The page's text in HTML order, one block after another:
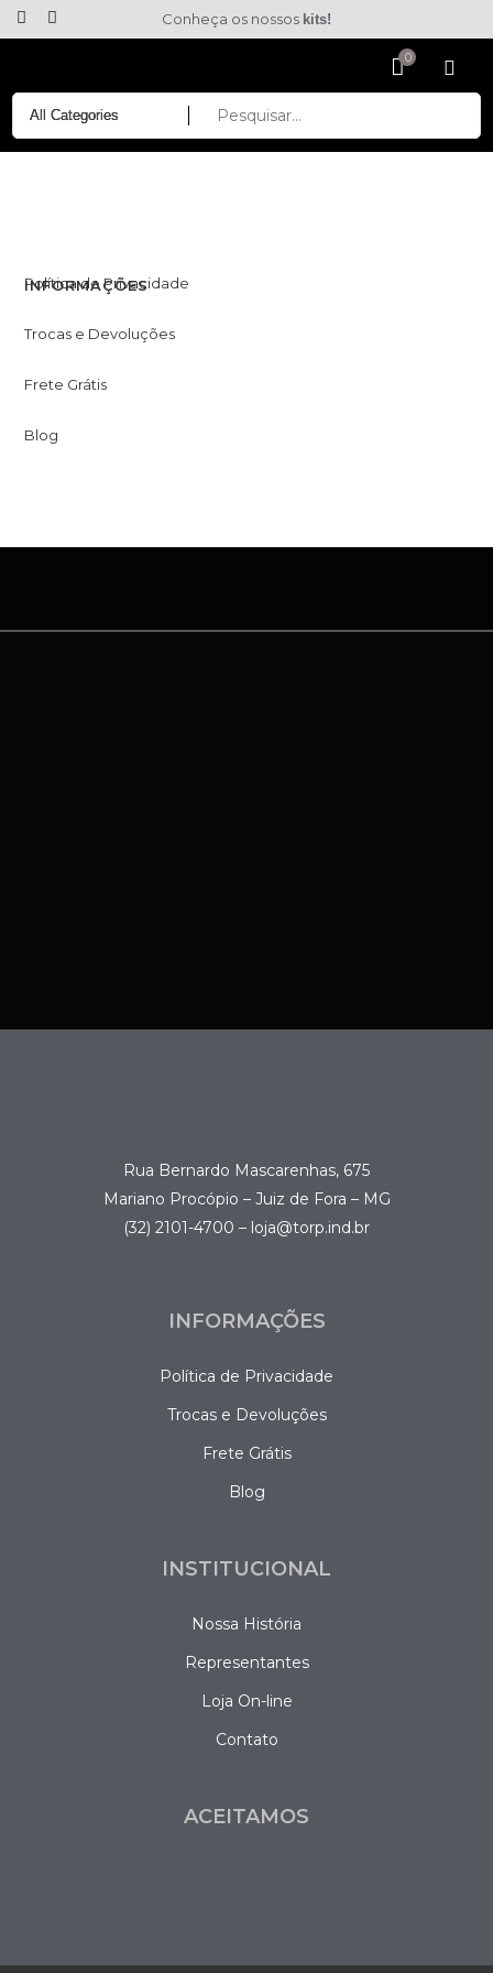
Conheça os nossos kits!
INFORMAÇÕES
Política de Privacidade
Trocas e Devoluções
Frete Grátis
Blog
Rua Bernardo Mascarenhas, 675
Mariano Procópio – Juiz de Fora – MG
(32) 2101-4700 – loja@torp.ind.br
INFORMAÇÕES
Política de Privacidade
Trocas e Devoluções
Frete Grátis
Blog
INSTITUCIONAL
Nossa História
Representantes
Loja On-line
Contato
ACEITAMOS